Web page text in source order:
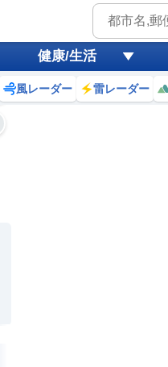
健康/生活
風レーダー 雷レーダー